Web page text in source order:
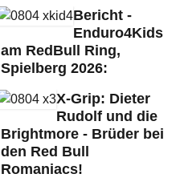
Bericht -
Enduro4Kids
am RedBull Ring,
Spielberg 2026:
X-Grip: Dieter
Rudolf und die
Brightmore - Brüder bei
den Red Bull
Romaniacs!